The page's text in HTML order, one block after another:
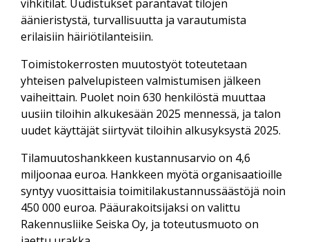
vihkitilat. Uudistukset parantavat tilojen
äänieristystä, turvallisuutta ja varautumista
erilaisiin häiriötilanteisiin.
Toimistokerrosten muutostyöt toteutetaan
yhteisen palvelupisteen valmistumisen jälkeen
vaiheittain. Puolet noin 630 henkilöstä muuttaa
uusiin tiloihin alkukesään 2025 mennessä, ja talon
uudet käyttäjät siirtyvät tiloihin alkusyksystä 2025.
Tilamuutoshankkeen kustannusarvio on 4,6
miljoonaa euroa. Hankkeen myötä organisaatioille
syntyy vuosittaisia toimitilakustannussäästöjä noin
450 000 euroa. Pääurakoitsijaksi on valittu
Rakennusliike Seiska Oy, ja toteutusmuoto on